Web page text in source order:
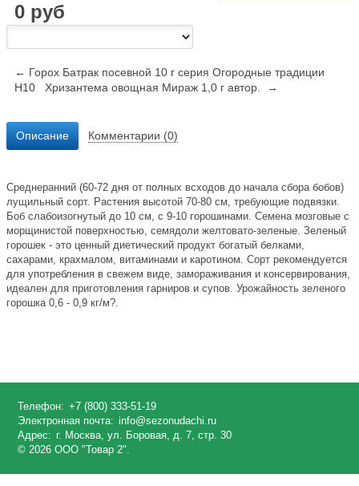
0 руб
← Горох Батрак посевной 10 г серия Огородные традиции
Н10
Хризантема овощная Мираж 1,0 г автор. →
Описание Комментарии (0)
Среднеранний (60-72 дня от полных всходов до начала сбора бобов)
лущильный сорт. Растения высотой 70-80 см, требующие подвязки.
Боб слабоизогнутый до 10 см, с 9-10 горошинами. Семена мозговые с
морщинистой поверхностью, семядоли желтовато-зеленые. Зеленый
горошек - это ценный диетический продукт богатый белками,
сахарами, крахмалом, витаминами и каротином. Сорт рекомендуется
для употребления в свежем виде, замораживания и консервирования,
идеален для приготовления гарниров и супов. Урожайность зеленого
горошка 0,6 - 0,9 кг/м?.
Телефон: +7 (800) 333-51-19
Электронная почта: info@sezonudachi.ru
Адрес: г. Москва, ул. Боровая, д. 7, стр. 30
© 2026 ООО "Товар 2".